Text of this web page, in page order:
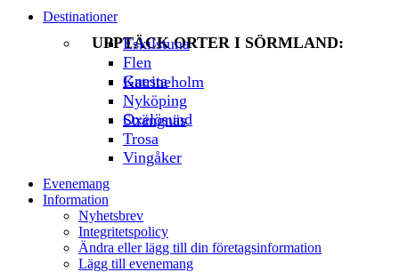
Destinationer
UPPTÄCK ORTER I SÖRMLAND:
Eskilstuna
Flen
Gnesta
Katrineholm
Nyköping
Oxelösund
Strängnäs
Trosa
Vingåker
Evenemang
Information
Nyhetsbrev
Integritetspolicy
Ändra eller lägg till din företagsinformation
Lägg till evenemang